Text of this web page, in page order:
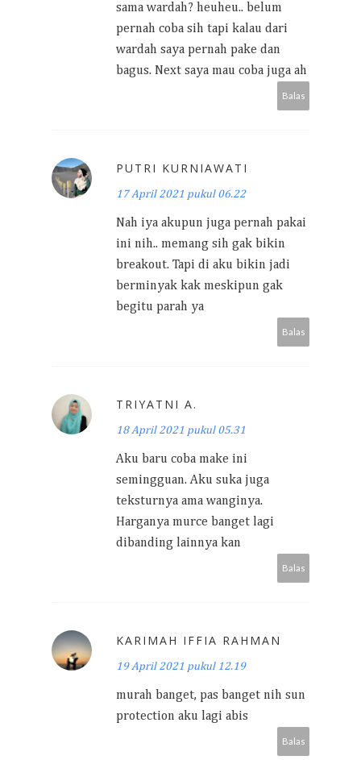
sama wardah? heuheu.. belum
pernah coba sih tapi kalau dari
wardah saya pernah pake dan
bagus. Next saya mau coba juga ah
Balas
PUTRI KURNIAWATI
17 April 2021 pukul 06.22
Nah iya akupun juga pernah pakai
ini nih.. memang sih gak bikin
breakout. Tapi di aku bikin jadi
berminyak kak meskipun gak
begitu parah ya
Balas
TRIYATNI A.
18 April 2021 pukul 05.31
Aku baru coba make ini
semingguan. Aku suka juga
teksturnya ama wanginya.
Harganya murce banget lagi
dibanding lainnya kan
Balas
KARIMAH IFFIA RAHMAN
19 April 2021 pukul 12.19
murah banget, pas banget nih sun
protection aku lagi abis
Balas